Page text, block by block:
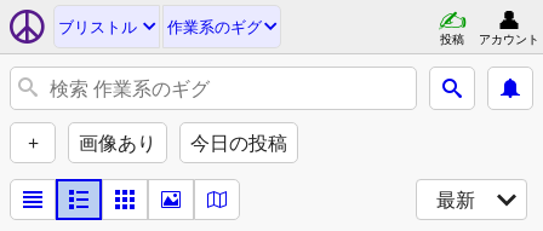
ブリストル 作業系のギグ
投稿 アカウント
+ 画像あり 今日の投稿
最新